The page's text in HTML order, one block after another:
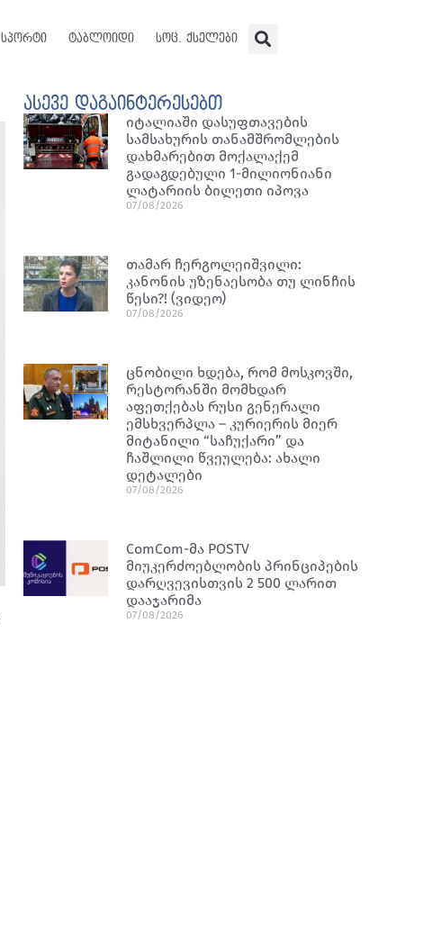
სპორტი ტაბლოიდი სოც. ქსელები
ასევე დაგაინტერესებთ
იტალიაში დასუფთავების
სამსახურის თანამშრომლების
დახმარებით მოქალაქემ
გადაგდებული 1-მილიონიანი
ლატარიის ბილეთი იპოვა
07/08/2026
თამარ ჩერგოლეიშვილი:
კანონის უზენაესობა თუ ლინჩის
წესი?! (ვიდეო)
07/08/2026
ცნობილი ხდება, რომ მოსკოვში,
რესტორანში მომხდარ
აფეთქებას რუსი გენერალი
ემსხვერპლა – კურიერის მიერ
მიტანილი “საჩუქარი” და
ჩაშლილი წვეულება: ახალი
დეტალები
07/08/2026
ComCom-მა POSTV
მიუკერძოებლობის პრინციპების
დარღვევისთვის 2 500 ლარით
დააჯარიმა
07/08/2026